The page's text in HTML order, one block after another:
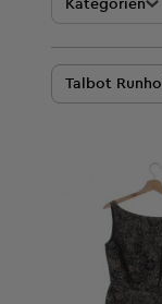
Kategorien
Talbot